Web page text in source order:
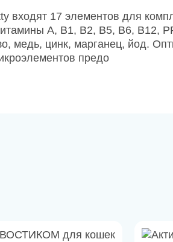
входят 17 элементов для
А, В1, В2, В5, В6, В12,
медь, цинк, марганец, йод.
предо